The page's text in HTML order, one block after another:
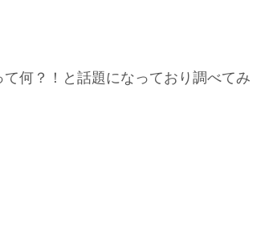
何？！と話題になっており調べてみ